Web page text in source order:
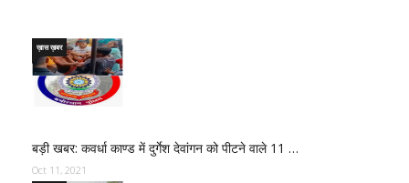
बड़ी खबर: कवर्धा काण्ड में दुर्गेश देवांगन को पीटने वाले 11 …
ख़ास ख़बर
Oct 11, 2021